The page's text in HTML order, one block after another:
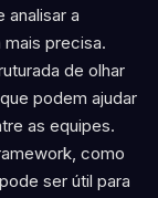
analisar a
precisa.
de olhar
podem ajudar
as equipes.
como
ser útil para